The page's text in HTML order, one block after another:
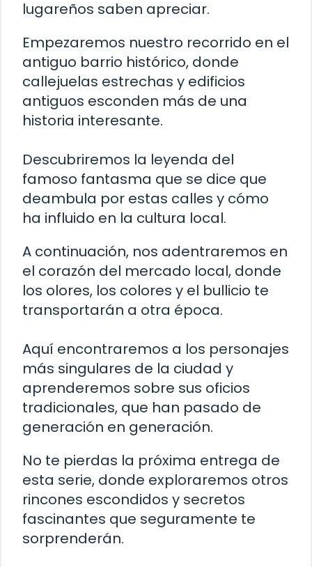
lugareños saben apreciar.
Empezaremos nuestro recorrido en el
antiguo barrio histórico, donde
callejuelas estrechas y edificios
antiguos esconden más de una
historia interesante.
Descubriremos la leyenda del
famoso fantasma que se dice que
deambula por estas calles y cómo
ha influido en la cultura local.
A continuación, nos adentraremos en
el corazón del mercado local, donde
los olores, los colores y el bullicio te
transportarán a otra época.
Aquí encontraremos a los personajes
más singulares de la ciudad y
aprenderemos sobre sus oficios
tradicionales, que han pasado de
generación en generación.
No te pierdas la próxima entrega de
esta serie, donde exploraremos otros
rincones escondidos y secretos
fascinantes que seguramente te
sorprenderán.